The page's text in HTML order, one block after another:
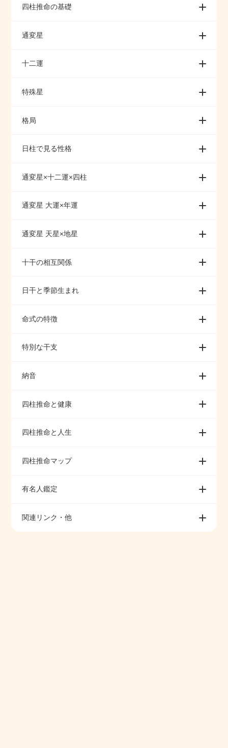
四柱推命の基礎
通変星
十二運
特殊星
格局
日柱で見る性格
通変星×十二運×四柱
通変星 大運×年運
通変星 天星×地星
十干の相互関係
日干と季節生まれ
命式の特徴
特別な干支
納音
四柱推命と健康
四柱推命と人生
四柱推命マップ
有名人鑑定
関連リンク・他